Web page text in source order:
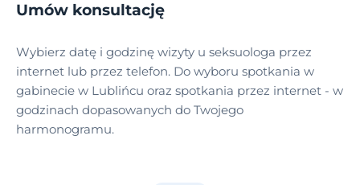
Umów konsultację
Wybierz datę i godzinę wizyty u seksuologa przez
internet lub przez telefon. Do wyboru spotkania w
gabinecie w Lublińcu oraz spotkania przez internet - w
godzinach dopasowanych do Twojego
harmonogramu.